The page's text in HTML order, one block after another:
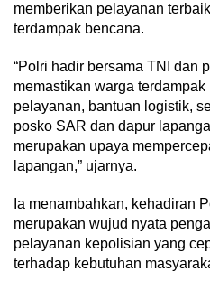
memberikan pelayanan
terdampak bencana.
“Polri hadir bersama TNI dan
memastikan warga
pelayanan, bantuan logistik,
posko SAR dan dapur
merupakan upaya
lapangan,” ujarnya.
Ia menambahkan, kehadiran
merupakan wujud nyata
pelayanan kepolisian yang
terhadap kebutuhan